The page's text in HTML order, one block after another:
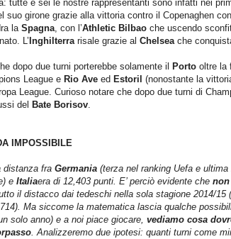
tutte e sei le nostre rappresentanti sono infatti nei
suo girone grazie alla vittoria contro il Copenaghen
la Spagna, con l’Athletic Bilbao che uscendo
L’ Inghilterrarisale grazie al Chelseache
dopo due turni porterebbe solamente il Porto oltre la
League e Rio Ave ed Estoril (nonostante la
League. Curioso notare che dopo due turni di
del Bate Borisov.
IMPOSSIBILE
distanza fra Germania (terza nel ranking Uefa e
e Italiaera di 12,403 punti. E’ perciò evidente che non
il distacco dai tedeschi nella sola stagione 2014/15
Ma siccome la matematica lascia qualche
solo anno) e a noi piace giocare, vediamo cosa
. Analizzeremo due ipotesi: quanti turni come